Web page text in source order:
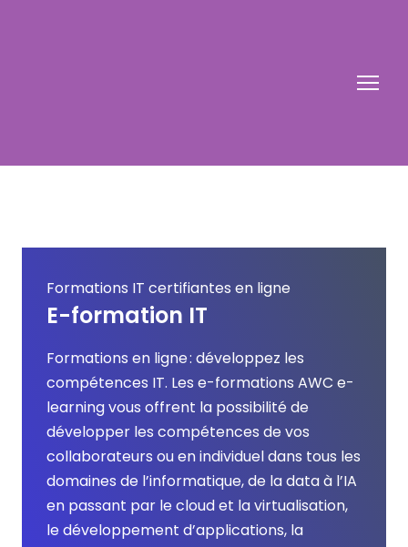
Formations IT certifiantes en ligne
E-formation IT
Formations en ligne : développez les
compétences IT. Les e-formations AWC e-
learning vous offrent la possibilité de
développer les compétences de vos
collaborateurs ou en individuel dans tous les
domaines de l’informatique, de la data à l’IA
en passant par le cloud et la virtualisation,
le développement d’applications, la